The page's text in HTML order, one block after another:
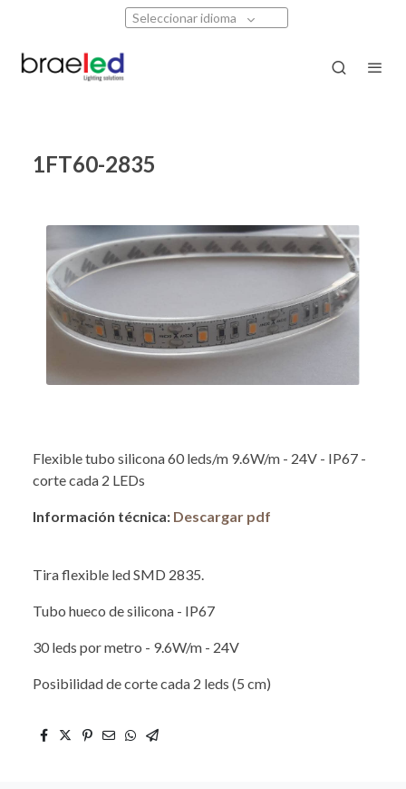
Seleccionar idioma
1FT60-2835
Flexible tubo silicona 60 leds/m 9.6W/m - 24V - IP67 -
corte cada 2 LEDs
Información técnica: Descargar pdf
Tira flexible led SMD 2835.
Tubo hueco de silicona - IP67
30 leds por metro - 9.6W/m - 24V
Posibilidad de corte cada 2 leds (5 cm)